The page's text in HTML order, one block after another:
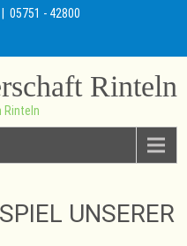
| 05751 - 42800
Rinteln
Rinteln
UNSERER